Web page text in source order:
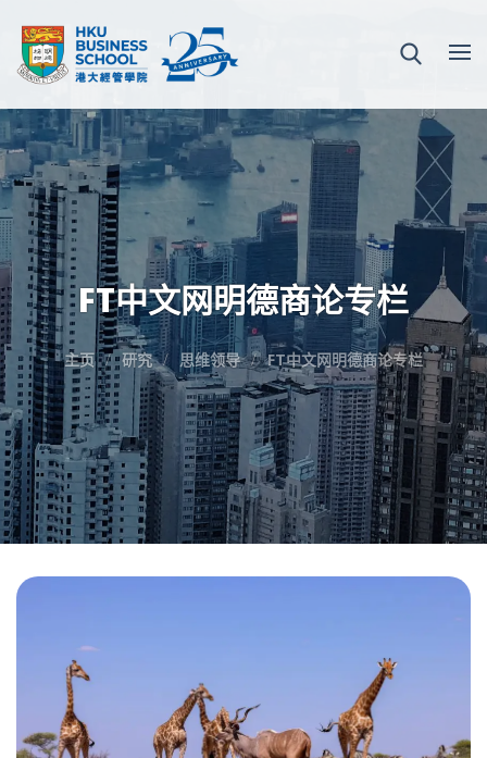
FT中文网明德商论专栏
主页 研究 思维领导 FT中文网明德商论专栏